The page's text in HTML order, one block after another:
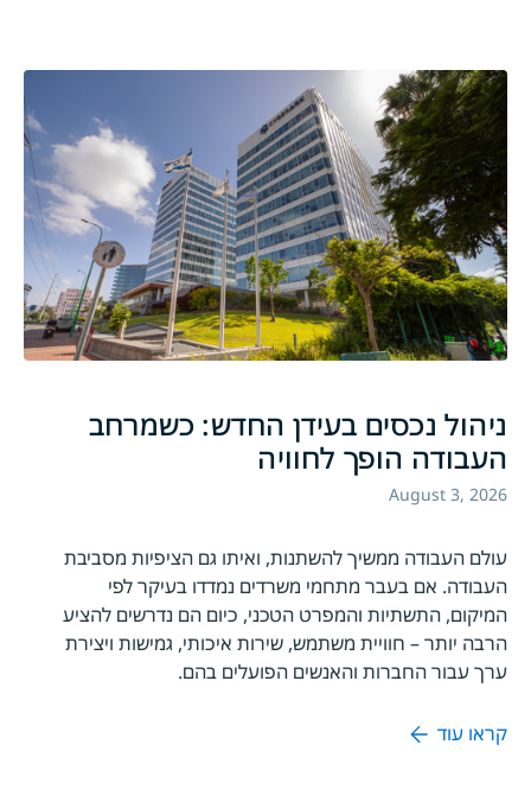
ניהול נכסים בעידן החדש: כשמרחב
העבודה הופך לחוויה
August 3, 2026
עולם העבודה ממשיך להשתנות, ואיתו גם הציפיות מסביבת
העבודה. אם בעבר מתחמי משרדים נמדדו בעיקר לפי
המיקום, התשתיות והמפרט הטכני, כיום הם נדרשים להציע
הרבה יותר – חוויית משתמש, שירות איכותי, גמישות ויצירת
ערך עבור החברות והאנשים הפועלים בהם.
קראו עוד